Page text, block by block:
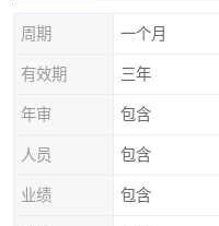
周期 一个月
有效期 三年
年审 包含
人员 包含
业绩 包含